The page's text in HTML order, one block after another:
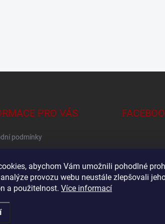
abychom Vám umožnili pohodlné
provozu webu neustále zlepšovali
a použitelnost. Více informací
PRO VÁS
podmínky
nastavení cookies